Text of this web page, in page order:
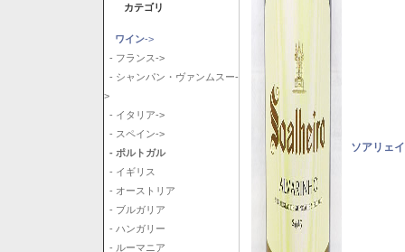
カテゴリ
ワイン->
- フランス->
- シャンパン・ヴァンムスー-
>
- イタリア->
- スペイン->
- ポルトガル
- イギリス
- オーストリア
- ブルガリア
- ハンガリー
- ルーマニア
ソアリェ